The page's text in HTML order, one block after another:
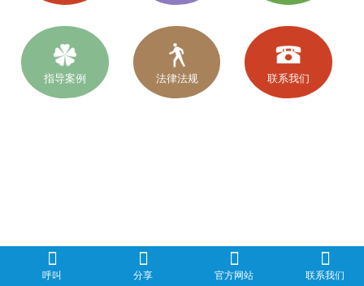
指导案例 法律法规 联系我们
呼叫 分享 官方网站 联系我们